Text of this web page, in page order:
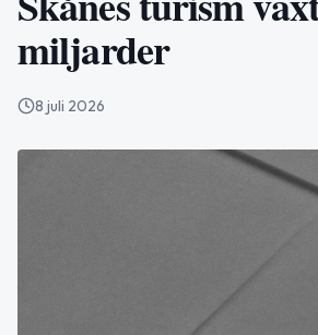
miljarder
8 juli 2026